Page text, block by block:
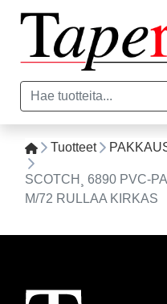
Tuotteet
SCOTCH¸ 6890 PVC-
M/72 RULLAA KIRKAS